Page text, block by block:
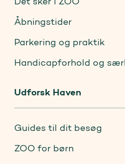
Åbningstider
Parkering og praktik
Handicapforhold og
Udforsk Haven
Guides til dit besøg
ZOO for børn